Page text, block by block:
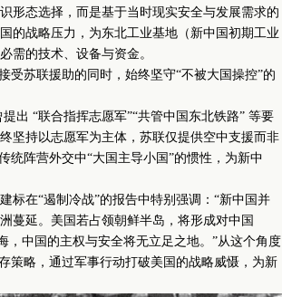
态选择，而是基于当时现实安全与发展需求的
战略压力，为东北工业基地（新中国初期工业
需的技术、设备与资金。
苏联援助的同时，始终坚守“不被大国操控”的
“联合指挥志愿军”“共管中国东北铁路” 等要
坚持以志愿军为主体，苏联仅提供空中支援而非
统阵营外交中“大国主导小国”的惯性，为新中
在“遏制冷战”的报告中特别强调：“新中国并
蔓延。美国若占领朝鲜半岛，将形成对中国
，中国的主权与安全将无立足之地。”从这个角度
策略，通过军事行动打破美国的战略威慑，为新